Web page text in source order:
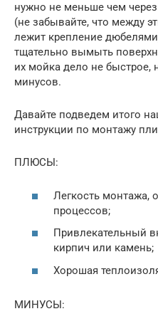
нужно не меньше чем
(не забывайте, что между
лежит крепление
тщательно вымыть
их мойка дело не быстрое,
минусов.
Давайте подведем итого
инструкции по монтажу
ПЛЮСЫ:
Легкость монтажа,
процессов;
Привлекательный
кирпич или камень;
Хорошая
МИНУСЫ: